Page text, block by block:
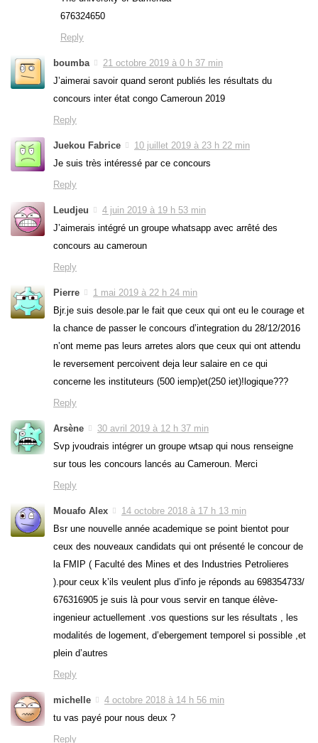
676324650
Reply
boumba
21 octobre 2019 à 0 h 37 min
J’aimerai savoir quand seront publiés les résultats du
concours inter état congo Cameroun 2019
Reply
Juekou Fabrice
10 juillet 2019 à 23 h 22 min
Je suis très intéressé par ce concours
Reply
Leudjeu
4 juin 2019 à 19 h 53 min
J’aimerais intégré un groupe whatsapp avec arrêté des
concours au cameroun
Reply
Pierre
1 mai 2019 à 22 h 24 min
Bjr.je suis desole.par le fait que ceux qui ont eu le courage et
la chance de passer le concours d’integration du 28/12/2016
n’ont meme pas leurs arretes alors que ceux qui ont attendu
le reversement percoivent deja leur salaire en ce qui
concerne les instituteurs (500 iemp)et(250 iet)!logique???
Reply
Arsène
30 avril 2019 à 12 h 37 min
Svp jvoudrais intégrer un groupe wtsap qui nous renseigne
sur tous les concours lancés au Cameroun. Merci
Reply
Mouafo Alex
14 octobre 2018 à 17 h 13 min
Bsr une nouvelle année academique se point bientot pour
ceux des nouveaux candidats qui ont présenté le concour de
la FMIP ( Faculté des Mines et des Industries Petrolieres
).pour ceux k’ils veulent plus d’info je réponds au 698354733/
676316905 je suis là pour vous servir en tanque élève-
ingenieur actuellement .vos questions sur les résultats , les
modalités de logement, d’ebergement temporel si possible ,et
plein d’autres
Reply
michelle
4 octobre 2018 à 14 h 56 min
tu vas payé pour nous deux ?
Reply